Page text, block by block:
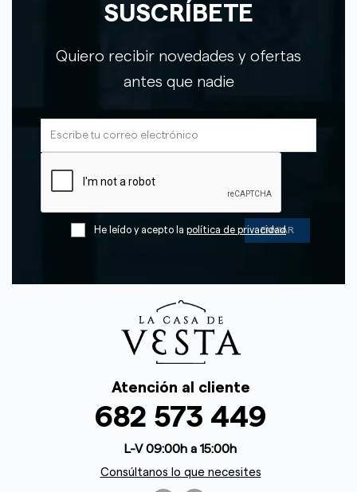
SUSCRÍBETE
Quiero recibir novedades y ofertas
antes que nadie
He leído y acepto la política de privacidad
Atención al cliente
682 573 449
L-V 09:00h a 15:00h
Consúltanos lo que necesites